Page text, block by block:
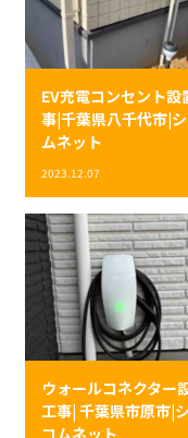
EV充電コンセント設
事|千葉県八千代市|
ムネット
2023.12.07
ウォールコネクター
工事| 千葉県市原市|
コムネット